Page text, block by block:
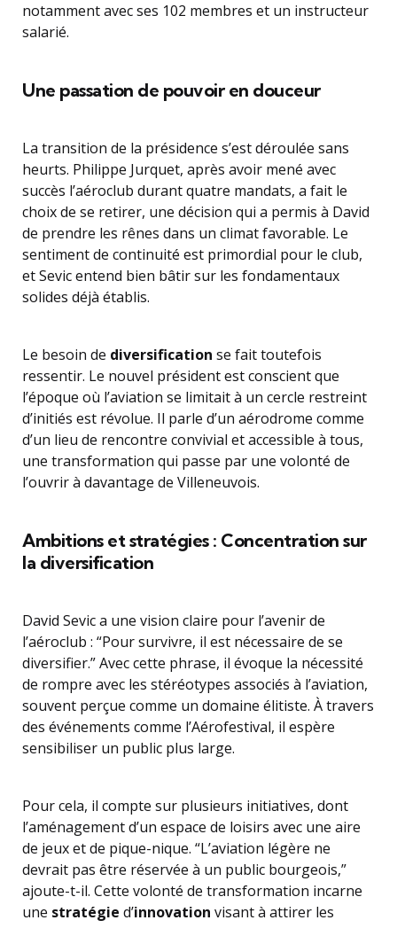
notamment avec ses 102 membres et un instructeur
salarié.
Une passation de pouvoir en douceur
La transition de la présidence s’est déroulée sans
heurts. Philippe Jurquet, après avoir mené avec
succès l’aéroclub durant quatre mandats, a fait le
choix de se retirer, une décision qui a permis à David
de prendre les rênes dans un climat favorable. Le
sentiment de continuité est primordial pour le club,
et Sevic entend bien bâtir sur les fondamentaux
solides déjà établis.
Le besoin de diversification se fait toutefois
ressentir. Le nouvel président est conscient que
l’époque où l’aviation se limitait à un cercle restreint
d’initiés est révolue. Il parle d’un aérodrome comme
d’un lieu de rencontre convivial et accessible à tous,
une transformation qui passe par une volonté de
l’ouvrir à davantage de Villeneuvois.
Ambitions et stratégies : Concentration sur
la diversification
David Sevic a une vision claire pour l’avenir de
l’aéroclub : “Pour survivre, il est nécessaire de se
diversifier.” Avec cette phrase, il évoque la nécessité
de rompre avec les stéréotypes associés à l’aviation,
souvent perçue comme un domaine élitiste. À travers
des événements comme l’Aérofestival, il espère
sensibiliser un public plus large.
Pour cela, il compte sur plusieurs initiatives, dont
l’aménagement d’un espace de loisirs avec une aire
de jeux et de pique-nique. “L’aviation légère ne
devrait pas être réservée à un public bourgeois,”
ajoute-t-il. Cette volonté de transformation incarne
une stratégie d’innovation visant à attirer les